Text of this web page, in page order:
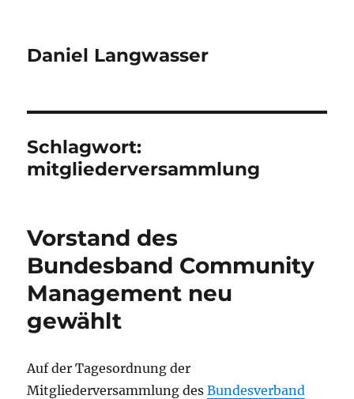
Daniel Langwasser
Schlagwort:
mitgliederversammlung
Vorstand des
Bundesband Community
Management neu
gewählt
Auf der Tagesordnung der
Mitgliederversammlung desBundesverband